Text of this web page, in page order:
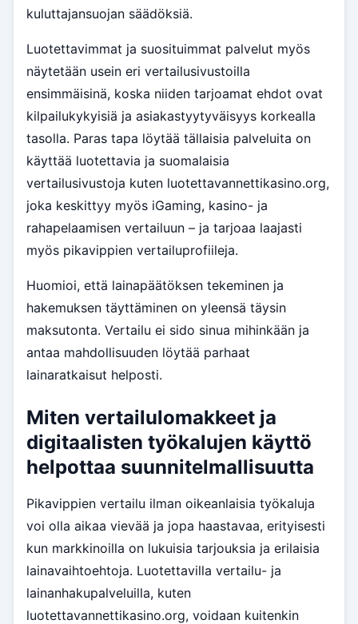
kuluttajansuojan säädöksiä.
Luotettavimmat ja suosituimmat palvelut myös
näytetään usein eri vertailusivustoilla
ensimmäisinä, koska niiden tarjoamat ehdot ovat
kilpailukykyisiä ja asiakastyytyväisyys korkealla
tasolla. Paras tapa löytää tällaisia palveluita on
käyttää luotettavia ja suomalaisia
vertailusivustoja kuten luotettavannettikasino.org,
joka keskittyy myös iGaming, kasino- ja
rahapelaamisen vertailuun – ja tarjoaa laajasti
myös pikavippien vertailuprofiileja.
Huomioi, että lainapäätöksen tekeminen ja
hakemuksen täyttäminen on yleensä täysin
maksutonta. Vertailu ei sido sinua mihinkään ja
antaa mahdollisuuden löytää parhaat
lainaratkaisut helposti.
Miten vertailulomakkeet ja
digitaalisten työkalujen käyttö
helpottaa suunnitelmallisuutta
Pikavippien vertailu ilman oikeanlaisia työkaluja
voi olla aikaa vievää ja jopa haastavaa, erityisesti
kun markkinoilla on lukuisia tarjouksia ja erilaisia
lainavaihtoehtoja. Luotettavilla vertailu- ja
lainanhakupalveluilla, kuten
luotettavannettikasino.org, voidaan kuitenkin